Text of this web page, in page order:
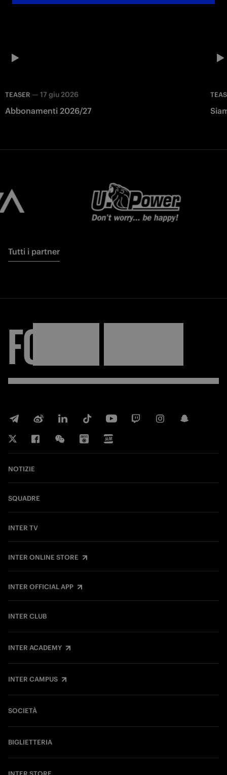
TEASER — 17 giu 2026
Abbonamenti 2026/27
Tutti i partner
FORZA
NOTIZIE
SQUADRE
INTER TV
INTER ONLINE STORE
INTER OFFICIAL APP
INTER CLUB
INTER ACADEMY
INTER CAMPUS
SOCIETÀ
BIGLIETTERIA